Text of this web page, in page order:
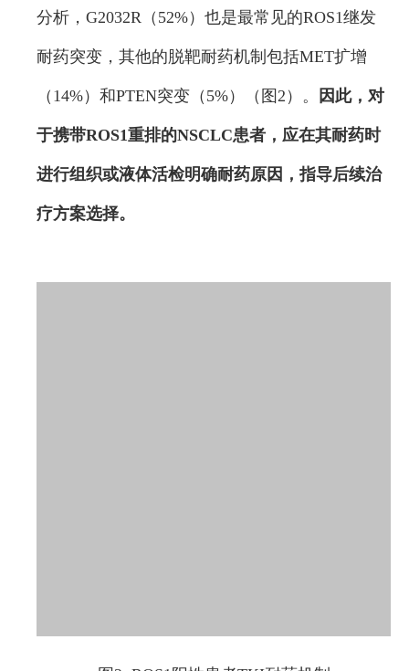
分析，G2032R（52%）也是最常见的ROS1继发
耐药突变，其他的脱靶耐药机制包括MET扩增
（14%）和PTEN突变（5%）（图2）。 因此，对
于携带ROS1重排的NSCLC患者，应在其耐药时
进行组织或液体活检明确耐药原因，指导后续治
疗方案选择。